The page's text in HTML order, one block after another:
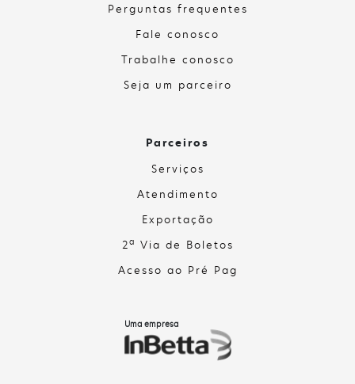
Perguntas frequentes
Fale conosco
Trabalhe conosco
Seja um parceiro
Parceiros
Serviços
Atendimento
Exportação
2a
Via de Boletos
Acesso ao Pré Pag
Uma empresa